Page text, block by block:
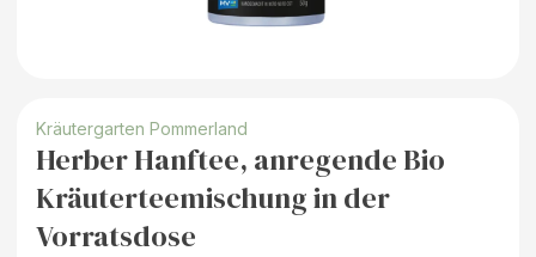
Kräutergarten Pommerland
Herber Hanftee, anregende Bio
Kräuterteemischung in der
Vorratsdose